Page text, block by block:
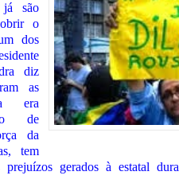
já são
o
dos
diz
as
era
de
da
tem
prejuízos gerados à estatal